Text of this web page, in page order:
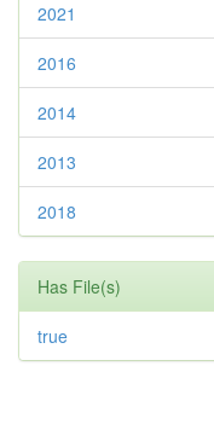
2021
2016
2014
2013
2018
Has File(s)
true